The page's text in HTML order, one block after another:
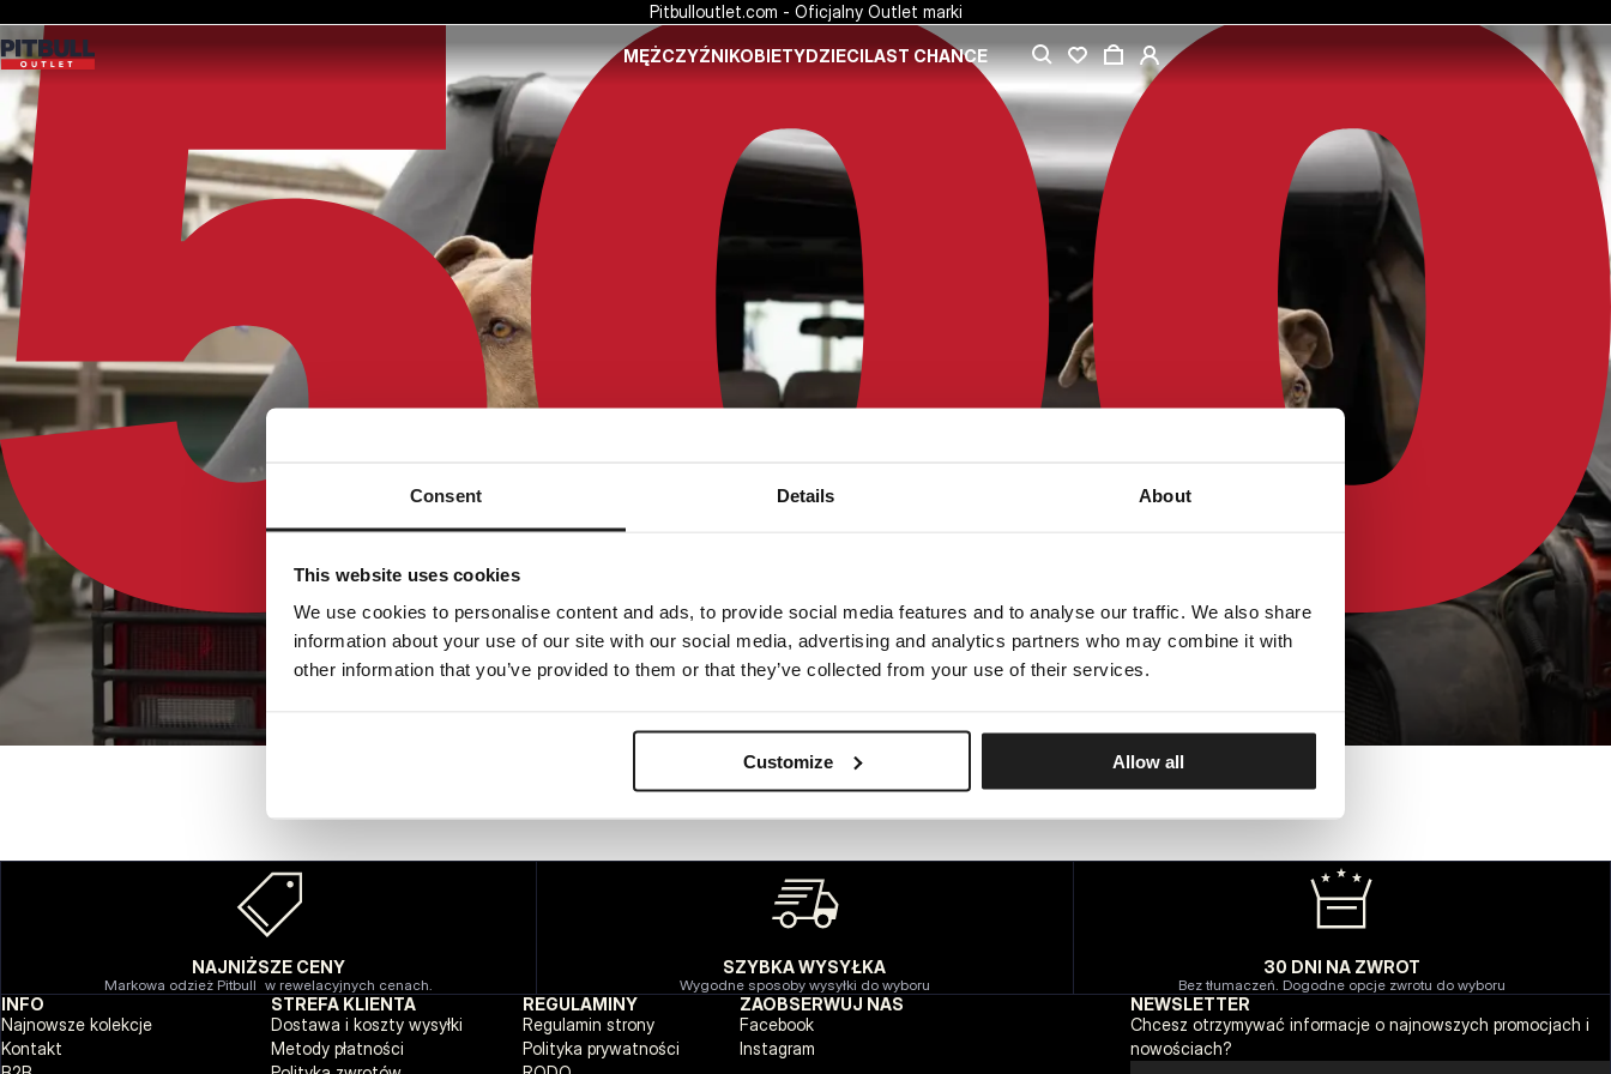
Consent Details About
This website uses cookies
We use cookies to personalise content and ads, to provide social media features and to analyse our traffic. We also share
information about your use of our site with our social media, advertising and analytics partners who may combine it with
other information that you’ve provided to them or that they’ve collected from your use of their services.
Customize Allow all
Pitbulloutlet.com - Oficjalny Outlet marki
MĘŻCZYŹNIKOBIETYDZIECILAST CHANCE
WEWNĘTRZNY BŁĄD SERWERA
POWRÓT NA STRONĘ GŁÓWNĄ
NAJNIŻSZE CENY
Markowa odzież Pitbull w rewelacyjnych cenach.
SZYBKA WYSYŁKA
Wygodne sposoby wysyłki do wyboru
30 DNI NA ZWROT
Bez tłumaczeń. Dogodne opcje zwrotu do wyboru
INFO
Najnowsze kolekcje
Kontakt
STREFA KLIENTA
Dostawa i koszty wysyłki
Metody płatności
REGULAMINY
Regulamin strony
Polityka prywatności
ZAOBSERWUJ NAS
Facebook
Instagram
NEWSLETTER
Chcesz otrzymywać informacje o najnowszych promocjach i
nowościach?